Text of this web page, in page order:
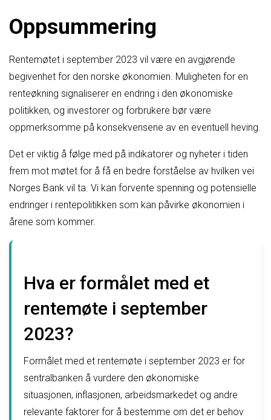
Oppsummering
Rentemøtet i september 2023 vil være en avgjørende
begivenhet for den norske økonomien. Muligheten for en
renteøkning signaliserer en endring i den økonomiske
politikken, og investorer og forbrukere bør være
oppmerksomme på konsekvensene av en eventuell heving.
Det er viktig å følge med på indikatorer og nyheter i tiden
frem mot møtet for å få en bedre forståelse av hvilken vei
Norges Bank vil ta. Vi kan forvente spenning og potensielle
endringer i rentepolitikken som kan påvirke økonomien i
årene som kommer.
Hva er formålet med et
rentemøte i september
2023?
Formålet med et rentemøte i september 2023 er for
sentralbanken å vurdere den økonomiske
situasjonen, inflasjonen, arbeidsmarkedet og andre
relevante faktorer for å bestemme om det er behov